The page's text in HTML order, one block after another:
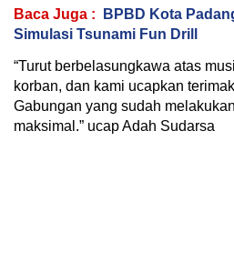
Baca Juga :
BPBD Kota
Simulasi Tsunami Fun Drill
“Turut berbelasungkawa atas
korban, dan kami ucapkan
Gabungan yang sudah
maksimal.” ucap Adah Sudarsa